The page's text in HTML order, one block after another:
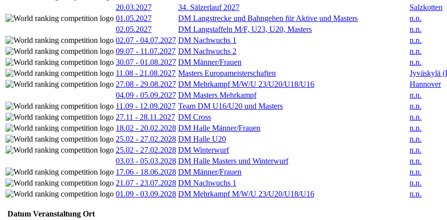
20.03.2027
34. Sälzerlauf 2027
Salzkotten
01.05.2027
DM Langstrecke und Bahngehen für Aktive und Masters
n.n.
02.05.2027
DM Langstaffeln M/F, U23, U20, Masters
n.n.
02.07 - 04.07.2027 DM Nachwuchs 1
n.n.
09.07 - 11.07.2027 DM Nachwuchs 2
n.n.
30.07 - 01.08.2027 DM Männer/Frauen
n.n.
11.08 - 21.08.2027 Masters Europameisterschaften
Jyväskylä
27.08 - 29.08.2027 DM Mehrkampf M/W/U 23/U20/U18/U16
Hannover
04.09 - 05.09.2027 DM Masters Mehrkampf
n.n.
11.09 - 12.09.2027 Team DM U16/U20 und Masters
n.n.
27.11 - 28.11.2027 DM Cross
n.n.
18.02 - 20.02.2028 DM Halle Männer/Frauen
n.n.
25.02 - 27.02.2028 DM Halle U20
n.n.
25.02 - 27.02.2028 DM Winterwurf
n.n.
03.03 - 05.03.2028 DM Halle Masters und Winterwurf
n.n.
17.06 - 18.06.2028 DM Männer/Frauen
n.n.
21.07 - 23.07.2028 DM Nachwuchs 1
n.n.
01.09 - 03.09.2028 DM Mehrkampf M/W/U 23/U20/U18/U16 n.n.
Datum Veranstaltung Ort